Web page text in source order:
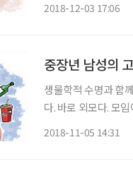
2018-12-03 17:06
중장년 남성의
생물학적 수명과 함
다. 바로 외모다. 모
2018-11-05 14:31